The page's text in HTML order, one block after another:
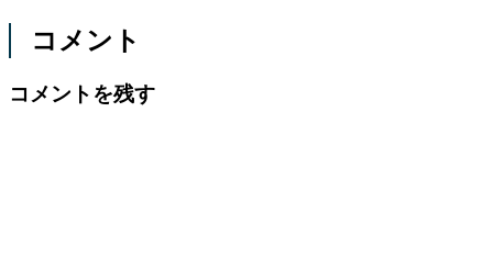
コメント
コメントを残す